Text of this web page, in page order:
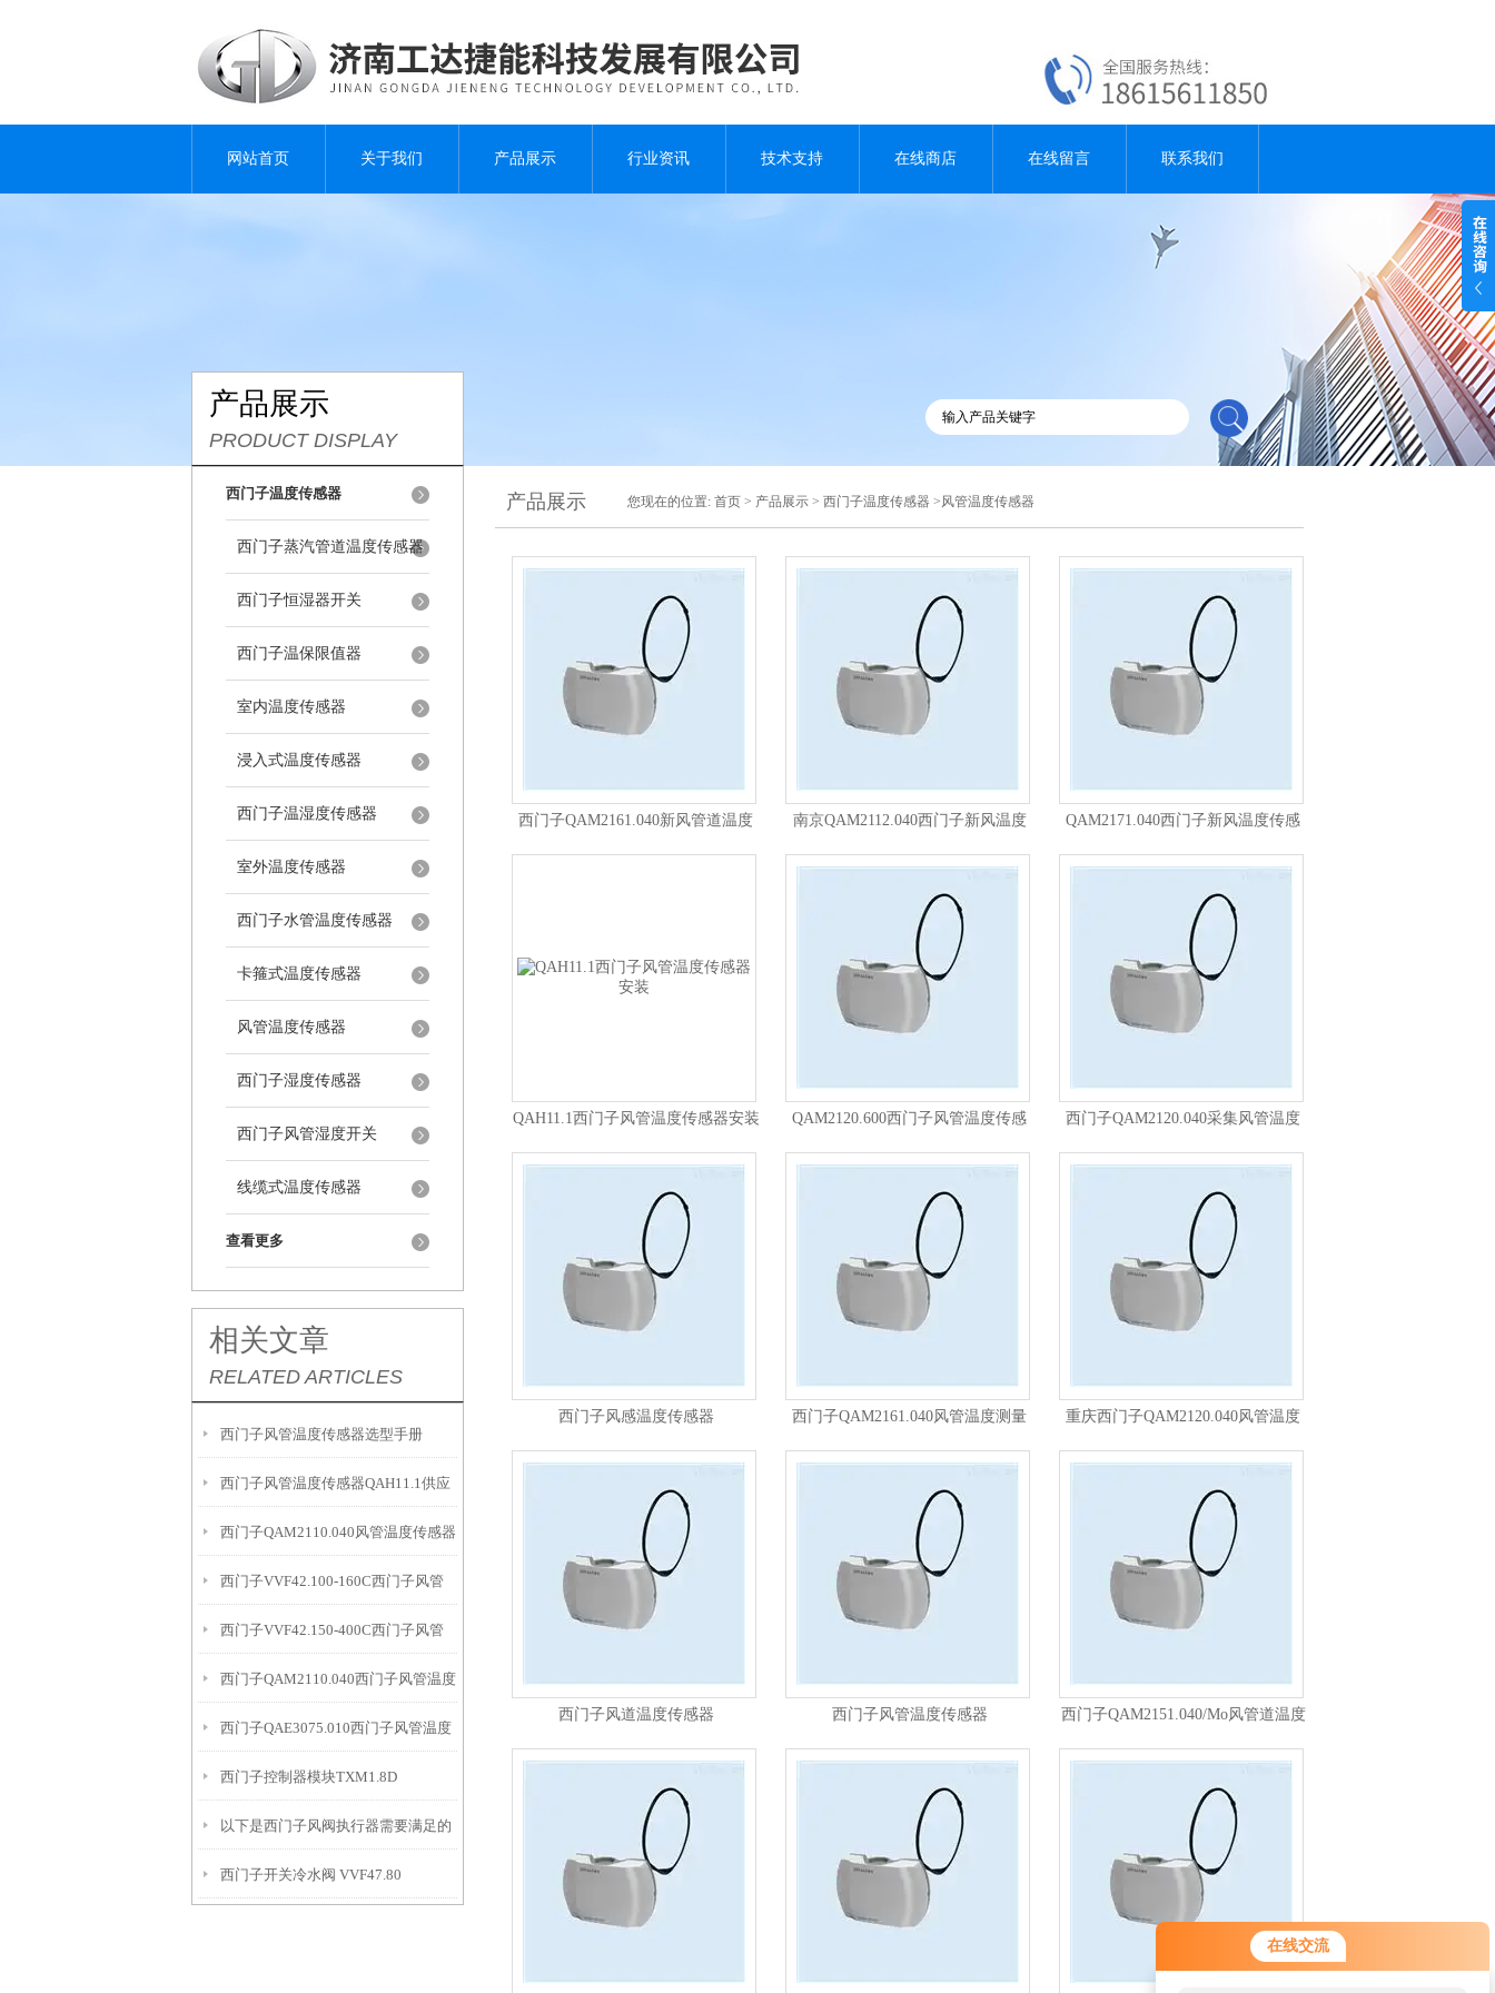
在线交流
网站首页 关于我们 产品展示 行业资讯 技术支持 在线商店 在线留言 联系我们
产品展示
PRODUCT DISPLAY
西门子温度传感器
西门子蒸汽管道温度传感器
西门子恒湿器开关
西门子温保限值器
室内温度传感器
浸入式温度传感器
西门子温湿度传感器
室外温度传感器
西门子水管温度传感器
卡箍式温度传感器
风管温度传感器
西门子湿度传感器
西门子风管湿度开关
线缆式温度传感器
查看更多
相关文章
RELATED ARTICLES
西门子风管温度传感器选型手册
西门子风管温度传感器QAH11.1供应
北京
西门子QAM2110.040风管温度传感器
使用说明
西门子VVF42.100-160C西门子风管
温度传感器联系地址
西门子VVF42.150-400C西门子风管
温度传感器现货充足
西门子QAM2110.040西门子风管温度
传感器保质保量
西门子QAE3075.010西门子风管温度
传感器直供
西门子控制器模块TXM1.8D
以下是西门子风阀执行器需要满足的
特殊工况要求
西门子开关冷水阀 VVF47.80
产品展示 您现在的位置: 首页 > 产品展示 > 西门子温度传感器 >风管温度传感器
西门子QAM2161.040新风管道温度
传感器
南京QAM2112.040西门子新风温度
传感器
QAM2171.040西门子新风温度传感
器设备兼容
QAH11.1西门子风管温度传感器安装
QAM2120.600西门子风管温度传感
器
西门子QAM2120.040采集风管温度
传感器
西门子风感温度传感器
QAM2171.040风管式
西门子QAM2161.040风管温度测量
传感器
重庆西门子QAM2120.040风管温度
传感器
西门子风道温度传感器
QAM2171.040风管
西门子风管温度传感器
QAM2112.200排风温度
西门子QAM2151.040/Mo风管道温度
传感器